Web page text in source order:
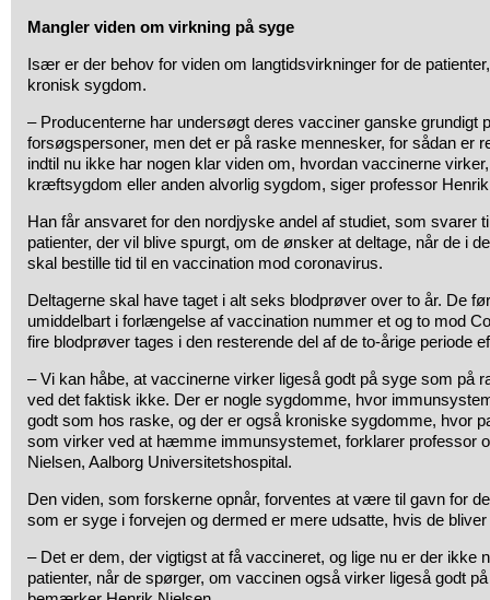
Mangler viden om virkning på syge
Især er der behov for viden om langtidsvirkninger for de
kronisk sygdom.
– Producenterne har undersøgt deres vacciner ganske grundigt
forsøgspersoner, men det er på raske mennesker, for sådan er
indtil nu ikke har nogen klar viden om, hvordan vaccinerne
kræftsygdom eller anden alvorlig sygdom, siger professor
Han får ansvaret for den nordjyske andel af studiet, som svarer
patienter, der vil blive spurgt, om de ønsker at deltage, når de i
skal bestille tid til en vaccination mod coronavirus.
Deltagerne skal have taget i alt seks blodprøver over to år. De
umiddelbart i forlængelse af vaccination nummer et og to mod
fire blodprøver tages i den resterende del af de to-årige periode
– Vi kan håbe, at vaccinerne virker ligeså godt på syge som på
ved det faktisk ikke. Der er nogle sygdomme, hvor
godt som hos raske, og der er også kroniske sygdomme, hvor
som virker ved at hæmme immunsystemet, forklarer professor
Nielsen, Aalborg Universitetshospital.
Den viden, som forskerne opnår, forventes at være til gavn for
som er syge i forvejen og dermed er mere udsatte, hvis de
– Det er dem, der vigtigst at få vaccineret, og lige nu er der ikke
patienter, når de spørger, om vaccinen også virker ligeså godt